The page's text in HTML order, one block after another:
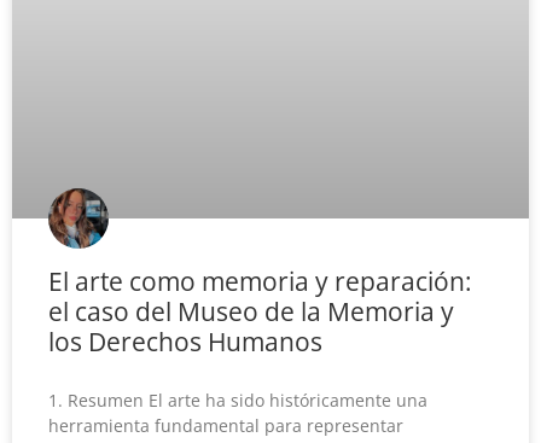
El arte como memoria y reparación:
el caso del Museo de la Memoria y
los Derechos Humanos
1. Resumen El arte ha sido históricamente una
herramienta fundamental para representar